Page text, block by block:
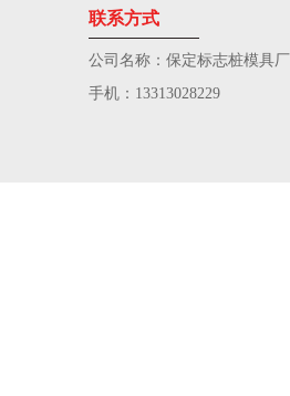
联系方式
公司名称：保定标志桩模具厂
手机：13313028229